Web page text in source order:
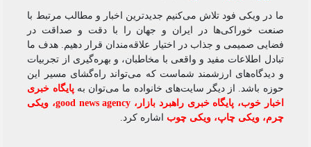
ما در ویکی‌ فود تلاش می‌کنیم جدیدترین اخبار و مطالب مرتبط با
صنعت خوراکی‌ها در ایران و جهان را با دقت و صداقت در
فضایی صمیمی و جذاب در اختیار علاقه‌مندان قرار دهیم. هدف ما
تبادل اطلاعات مفید و واقعی با مخاطبان، و بهره‌گیری از تجربیات
و دیدگاه‌های ارزشمند شماست که می‌تواند راه‌گشای مسیر این
حوزه باشد. از دیگر سایت‌های خانواده ما می‌توان بهپایگاه خبری
اخبار خوب،پایگاه خبری راهبرد بازار ،good news agency،ویکی
چرم،ویکی چاپ،ویکی چوباشاره کرد.